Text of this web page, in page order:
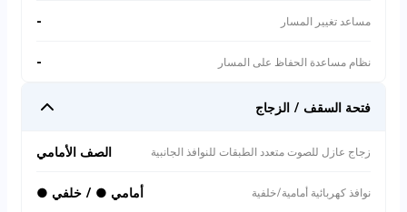
مساعد تغيير المسار -
نظام مساعدة الحفاظ على المسار -
فتحة السقف / الزجاج
زجاج عازل للصوت متعدد الطبقات للنوافذ الجانبية الصف الأمامي
نوافذ كهربائية أمامية/خلفية أمامي ● / خلفي ●